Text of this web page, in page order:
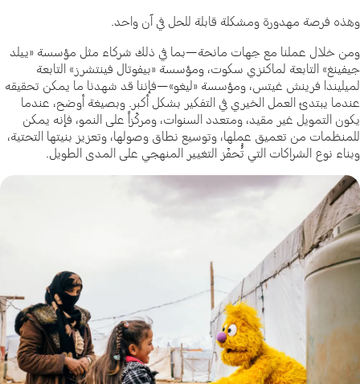
وهذه فرصة مهدورة ومشكلة قابلة للحل في آن واحد.
ومن خلال عملنا مع جهات مانحة—بما في ذلك شركاء مثل مؤسسة «ييلد
جيفينغ» التابعة لماكنزي سكوت، ومؤسسة «بيفوتال فينتشرز» التابعة
لميليندا فرينش غيتس، ومؤسسة «ليغو»—فإننا قد شهدنا ما يمكن تحقيقه
عندما يبتدئ العمل الخيري في التفكير بشكل أكبر. وبصيغة أوضح، عندما
يكون التمويل غير مقيد، ومتعدد السنوات، ومركّزاً على النمو، فإنه يمكن
للمنظمات من تعميق عملها، وتوسيع نطاق وصولها، وتعزيز بنيتها التحتية،
وبناء نوع الشراكات التي تُُحفّز التغيير المنهجي على المدى الطويل.